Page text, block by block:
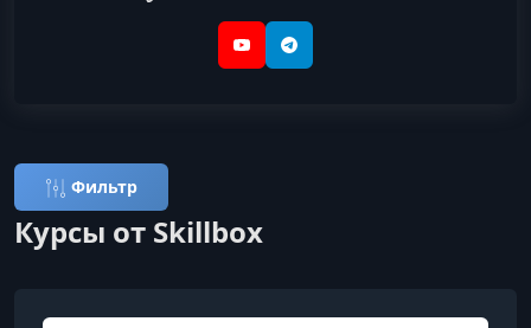
YouTubeTelegram
Фильтр
Курсы от Skillbox